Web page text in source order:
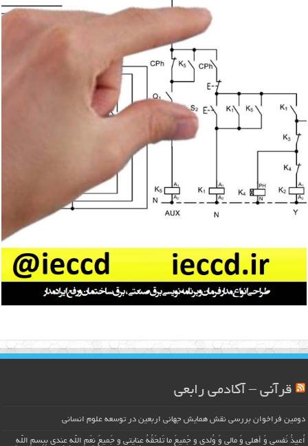
قرآنی – آکادمی رابعی
دومین فراخوان بررسی نقش همایش جهانی اربعین در توسعه علوم انسانی
اُعیذُ نَفسی وَ أهلی وَ مالی وَ وُلدی و جَمیعَ ما تَلحَقُهُ عِنایتی و جَمیعَ نِعَمِ اللّهِ عِندی بِبِسمِ اللّهِ